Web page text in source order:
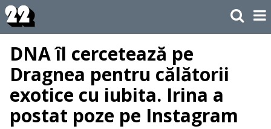
DNA îl cercetează pe
Dragnea pentru călătorii
exotice cu iubita. Irina a
postat poze pe Instagram